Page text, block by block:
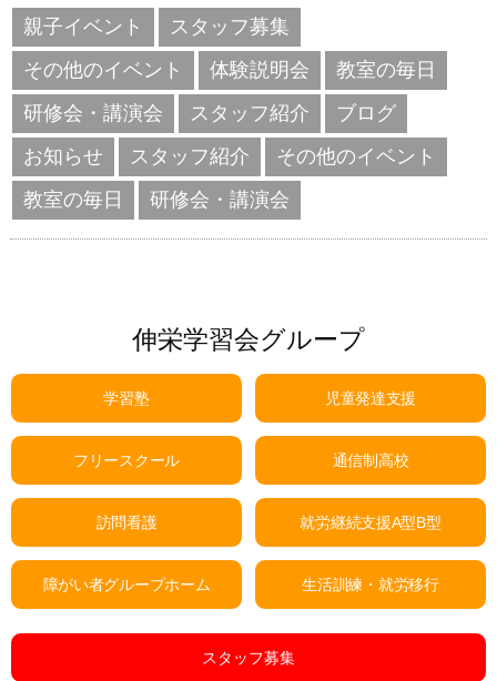
親子イベント
スタッフ募集
その他のイベント
体験説明会
教室の毎日
研修会・講演会
スタッフ紹介
ブログ
お知らせ
スタッフ紹介
その他のイベント
教室の毎日
研修会・講演会
伸栄学習会グループ
学習塾 児童発達支援
フリースクール 通信制高校
訪問看護 就労継続支援A型B型
障がい者グループホーム 生活訓練・就労移行
スタッフ募集